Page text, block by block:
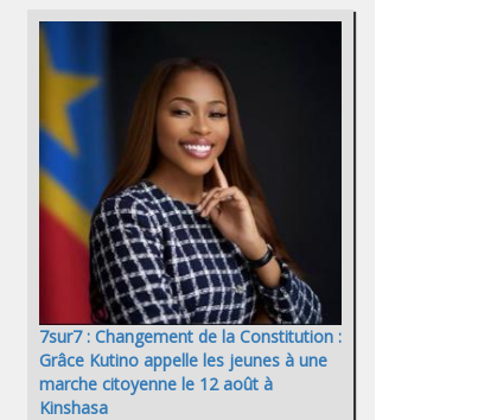
7sur7 : Changement de la Constitution :
Grâce Kutino appelle les jeunes à une
marche citoyenne le 12 août à
Kinshasa